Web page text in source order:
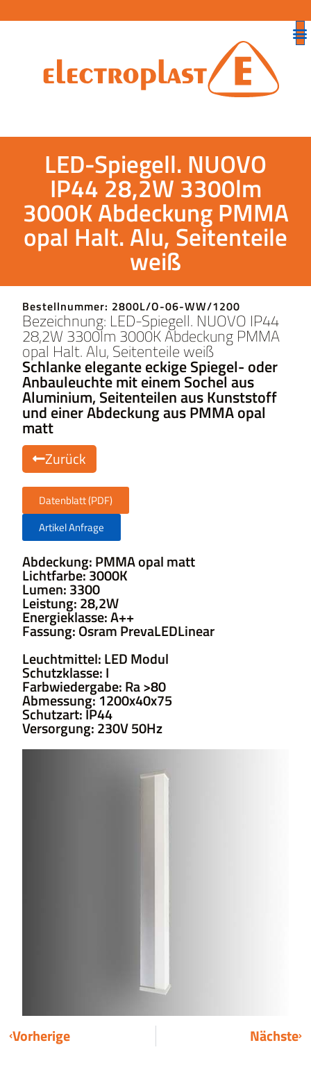
LED-Spiegell. NUOVO
IP44 28,2W 3300lm
3000K Abdeckung PMMA
opal Halt. Alu, Seitenteile
weiß
Bestellnummer: 2800L/O-06-WW/1200
Bezeichnung: LED-Spiegell. NUOVO IP44
28,2W 3300lm 3000K Abdeckung PMMA
opal Halt. Alu, Seitenteile weiß
Schlanke elegante eckige Spiegel- oder
Anbauleuchte mit einem Sochel aus
Aluminium, Seitenteilen aus Kunststoff
und einer Abdeckung aus PMMA opal
matt
Zurück
Datenblatt (PDF)
Artikel Anfrage
Abdeckung: PMMA opal matt
Lichtfarbe: 3000K
Lumen: 3300
Leistung: 28,2W
Energieklasse: A++
Fassung: Osram PrevaLEDLinear
Leuchtmittel: LED Modul
Schutzklasse: I
Farbwiedergabe: Ra >80
Abmessung: 1200x40x75
Schutzart: IP44
Versorgung: 230V 50Hz
Vorherige Nächste